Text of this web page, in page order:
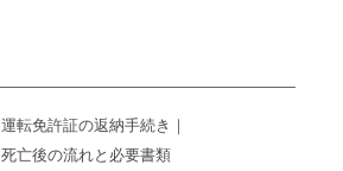
運転免許証の返納手続き｜
死亡後の流れと必要書類